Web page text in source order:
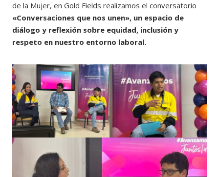
de la Mujer, en Gold Fields realizamos el conversatorio
«Conversaciones que nos unen», un espacio de
diálogo y reflexión sobre equidad, inclusión y
respeto en nuestro entorno laboral.